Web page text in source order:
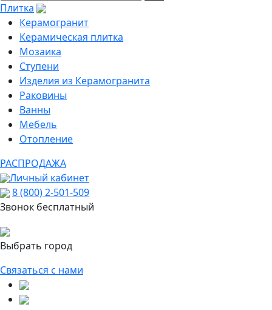
Плитка
Керамогранит
Керамическая плитка
Мозаика
Ступени
Изделия из Керамогранита
Раковины
Ванны
Мебель
Отопление
РАСПРОДАЖА
Личный кабинет
8 (800) 2-501-509
Звонок бесплатный
Выбрать город
Связаться с нами